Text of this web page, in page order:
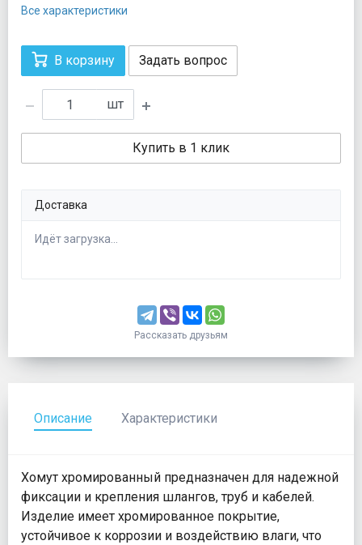
Все характеристики
В корзину Задать вопрос
шт
Купить в 1 клик
Доставка
Идёт загрузка...
Рассказать друзьям
Описание Характеристики
Хомут хромированный предназначен для надежной
фиксации и крепления шлангов, труб и кабелей.
Изделие имеет хромированное покрытие,
устойчивое к коррозии и воздействию влаги, что